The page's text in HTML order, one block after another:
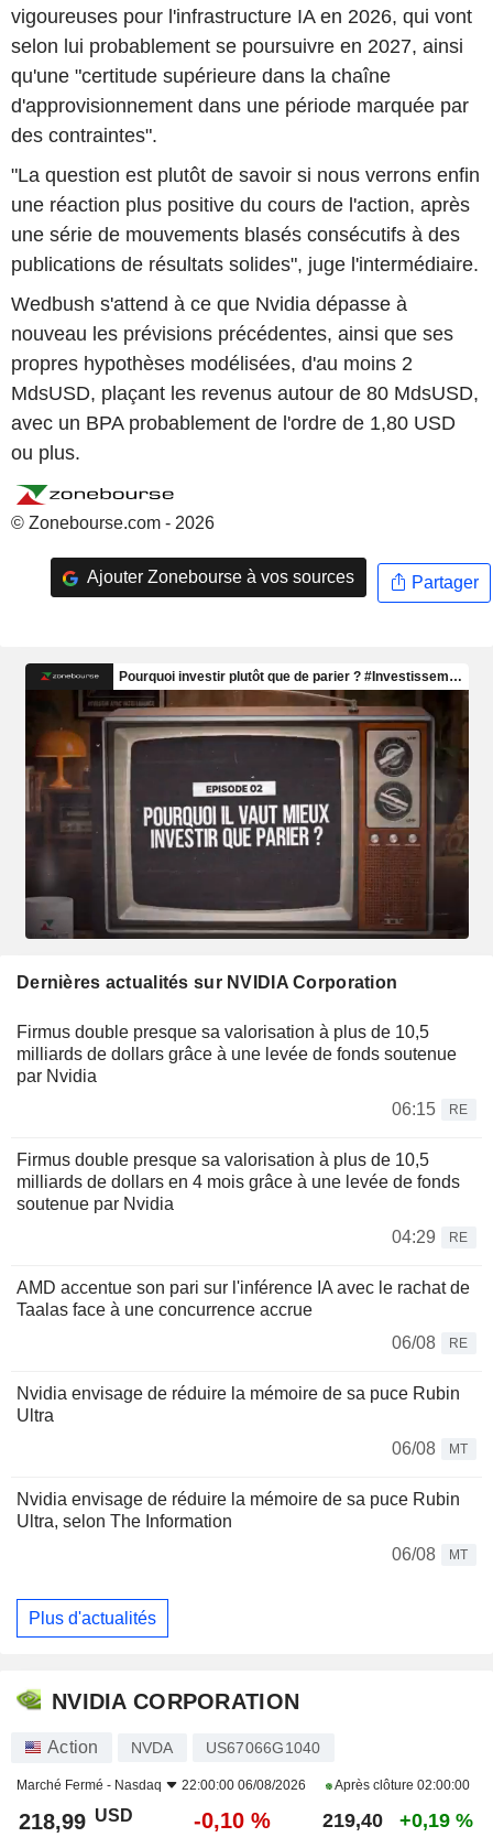
vigoureuses pour l'infrastructure IA en 2026, qui vont
selon lui probablement se poursuivre en 2027, ainsi
qu'une "certitude supérieure dans la chaîne
d'approvisionnement dans une période marquée par
des contraintes".
"La question est plutôt de savoir si nous verrons enfin
une réaction plus positive du cours de l'action, après
une série de mouvements blasés consécutifs à des
publications de résultats solides", juge l'intermédiaire.
Wedbush s'attend à ce que Nvidia dépasse à
nouveau les prévisions précédentes, ainsi que ses
propres hypothèses modélisées, d'au moins 2
MdsUSD, plaçant les revenus autour de 80 MdsUSD,
avec un BPA probablement de l'ordre de 1,80 USD
ou plus.
© Zonebourse.com - 2026
Ajouter Zonebourse à vos sources Partager
Dernières actualités sur NVIDIA Corporation
Firmus double presque sa valorisation à plus de 10,5
milliards de dollars grâce à une levée de fonds soutenue
par Nvidia
06:15
RE
Firmus double presque sa valorisation à plus de 10,5
milliards de dollars en 4 mois grâce à une levée de fonds
soutenue par Nvidia
04:29
RE
AMD accentue son pari sur l'inférence IA avec le rachat de
Taalas face à une concurrence accrue
06/08
RE
Nvidia envisage de réduire la mémoire de sa puce Rubin
Ultra
06/08
MT
Nvidia envisage de réduire la mémoire de sa puce Rubin
Ultra, selon The Information
06/08
MT
Plus d'actualités
NVIDIA CORPORATION
Action NVDA US67066G1040
Marché Fermé - Nasdaq 22:00:00 06/08/2026 Après clôture 02:00:00
218,99 USD -0,10 % 219,40 +0,19 %